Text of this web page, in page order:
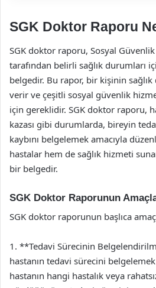
SGK Doktor Raporu
SGK doktor raporu, Sosyal
tarafından belirli sağlık durumları
belgedir. Bu rapor, bir kişinin
verir ve çeşitli sosyal güvenlik
için gereklidir. SGK doktor raporu,
kazası gibi durumlarda, bireyin
kaybını belgelemek amacıyla
hastalar hem de sağlık hizmeti
bir belgedir.
SGK Doktor Raporunun
SGK doktor raporunun başlıca
1. **Tedavi Sürecinin
hastanın tedavi sürecini
hastanın hangi hastalık veya